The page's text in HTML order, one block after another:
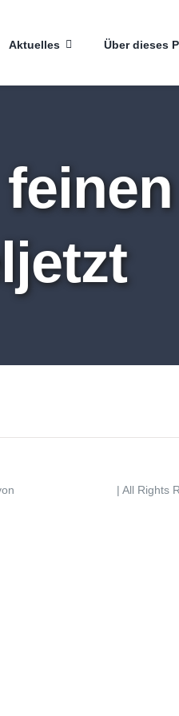
Aktuelles Über dieses
| All Rights